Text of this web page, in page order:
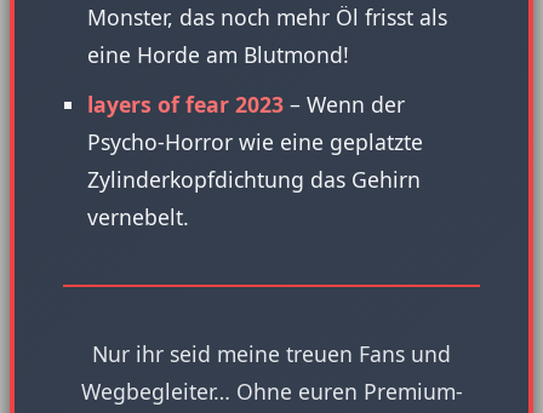
Monster, das noch mehr Öl frisst als
eine Horde am Blutmond!
layers of fear 2023 – Wenn der
Psycho-Horror wie eine geplatzte
Zylinderkopfdichtung das Gehirn
vernebelt.
Nur ihr seid meine treuen Fans und
Wegbegleiter… Ohne euren Premium-